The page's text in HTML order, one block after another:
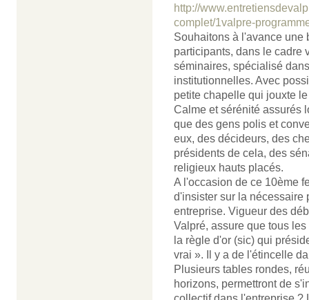
http://
complet/1valpre-
Souhaitons à l'avance une
participants, dans le cadre
séminaires, spécialisé
institutionnelles. Avec
petite chapelle qui jouxte
Calme et sérénité assurés
que des gens polis et
eux, des décideurs, des
présidents de cela, des
religieux hauts placés.
A l'occasion de ce 10ème
d'insister sur la nécessaire
entreprise. Vigueur des
Valpré, assure que tous
la règle d'or (sic) qui
vrai ». Il y a de l'étincelle
Plusieurs tables rondes,
horizons, permettront de